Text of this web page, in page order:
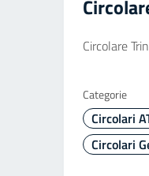
Circolare
Categorie
Circolari
Circolari